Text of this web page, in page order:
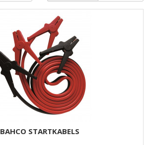
BAHCO STARTKABELS